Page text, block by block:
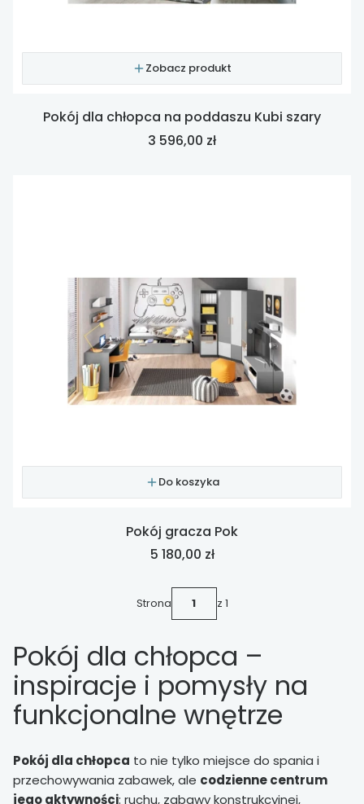
Zobacz produkt
Pokój dla chłopca na poddaszu Kubi szary
Cena
3 596,00 zł
Do koszyka
Pokój gracza Pok
Cena
5 180,00 zł
Strona z 1
Pokój dla chłopca –
inspiracje i pomysły na
funkcjonalne wnętrze
Pokój dla chłopca to nie tylko miejsce do spania i
przechowywania zabawek, ale codzienne centrum
jego aktywności: ruchu, zabawy konstrukcyjnej,